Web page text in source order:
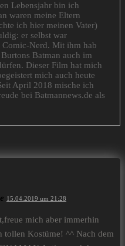
Lebensjahr bin ich
waren meine Eltern
ich hier meinen Vater)
er selbst war
Comic-Nerd. Mit ihm hab
Batman auch im
Dieser Film hat mich
mich auch heute
April 2018 mische ich
bei Batmannews.de als
15.04.2019 um 21:28
mich aber immerhin
tollen Kostüme! ^^ Nach dem